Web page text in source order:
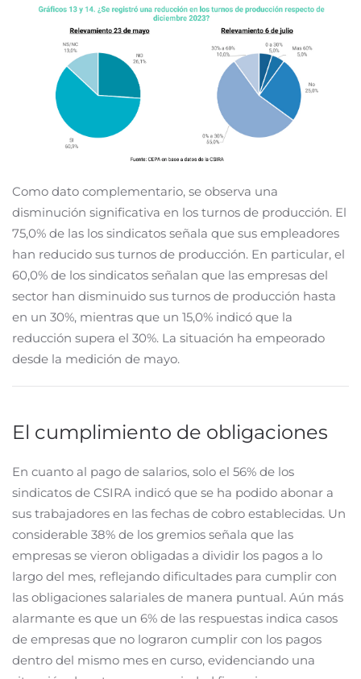
Como dato complementario, se observa una
disminución significativa en los turnos de producción. El
75,0% de las los sindicatos señala que sus empleadores
han reducido sus turnos de producción. En particular, el
60,0% de los sindicatos señalan que las empresas del
sector han disminuido sus turnos de producción hasta
en un 30%, mientras que un 15,0% indicó que la
reducción supera el 30%. La situación ha empeorado
desde la medición de mayo.
El cumplimiento de obligaciones
En cuanto al pago de salarios, solo el 56% de los
sindicatos de CSIRA indicó que se ha podido abonar a
sus trabajadores en las fechas de cobro establecidas. Un
considerable 38% de los gremios señala que las
empresas se vieron obligadas a dividir los pagos a lo
largo del mes, reflejando dificultades para cumplir con
las obligaciones salariales de manera puntual. Aún más
alarmante es que un 6% de las respuestas indica casos
de empresas que no lograron cumplir con los pagos
dentro del mismo mes en curso, evidenciando una